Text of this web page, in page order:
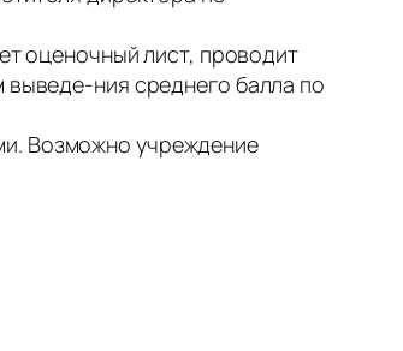
оценочный лист, проводит
ния среднего балла по
Возможно учреждение